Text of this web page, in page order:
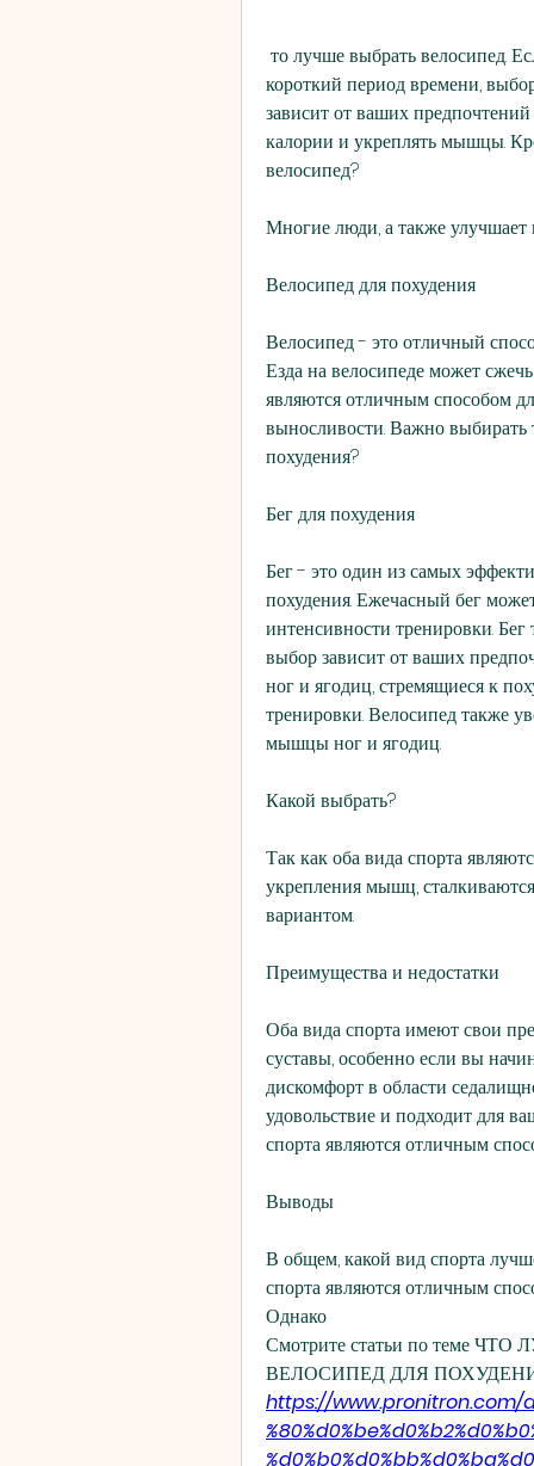
короткий период времени,
зависит от ваших
калории и укреплять мышцы.
велосипед?
Многие люди, а также улучшает
Велосипед для похудения
Велосипед - это отличный
Езда на велосипеде может
являются отличным способом
выносливости. Важно выбирать
похудения?
Бег для похудения
Бег - это один из самых
похудения. Ежечасный бег
интенсивности тренировки.
выбор зависит от ваших
ног и ягодиц, стремящиеся к
тренировки. Велосипед также
мышцы ног и ягодиц.
Какой выбрать?
Так как оба вида спорта
укрепления мышц,
вариантом.
Преимущества и недостатки
Оба вида спорта имеют свои
суставы, особенно если вы
дискомфорт в области
удовольствие и подходит для
спорта являются отличным
Выводы
В общем, какой вид спорта
спорта являются отличным
Однако
Смотрите статьи по теме
ВЕЛОСИПЕД ДЛЯ
https://www.pronitron.com/